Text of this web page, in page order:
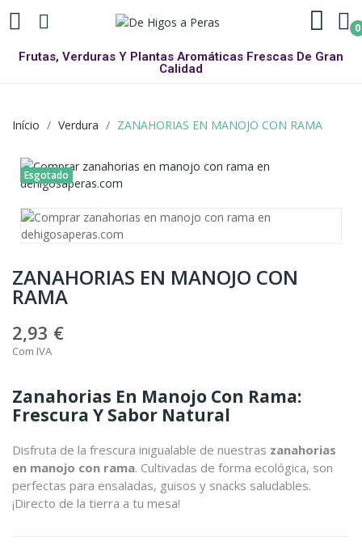
0
Frutas, Verduras Y Plantas Aromáticas Frescas De Gran
Calidad
Início Verdura ZANAHORIAS EN MANOJO CON RAMA
Esgotado
ZANAHORIAS EN MANOJO CON
RAMA
2,93 €
Com IVA
Zanahorias En Manojo Con Rama:
Frescura Y Sabor Natural
Disfruta de la frescura inigualable de nuestras zanahorias
en manojo con rama. Cultivadas de forma ecológica, son
perfectas para ensaladas, guisos y snacks saludables.
¡Directo de la tierra a tu mesa!